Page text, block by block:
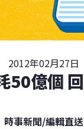
2012年02月27日
50億個
時事新聞/編輯直送